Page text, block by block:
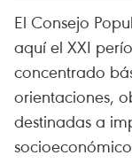
El Consejo
aquí el XXI
concentrado
orientaciones,
destinadas a